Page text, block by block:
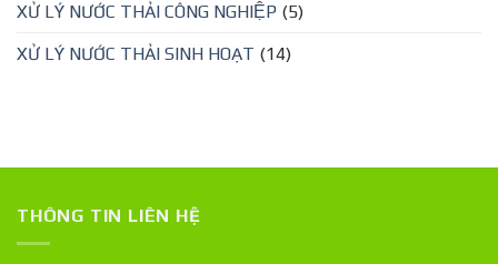
XỬ LÝ NƯỚC THẢI CÔNG NGHIỆP (5)
XỬ LÝ NƯỚC THẢI SINH HOẠT (14)
THÔNG TIN LIÊN HỆ